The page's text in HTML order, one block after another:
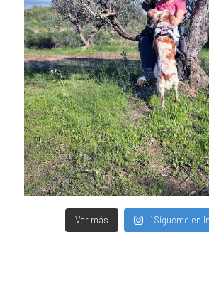
Ver más ¡Sígueme en